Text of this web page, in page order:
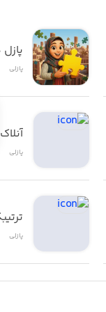
پازلی
آنلاک
پازلی
پازلی